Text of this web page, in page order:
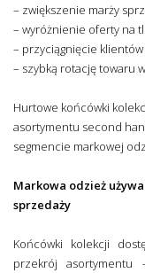
– zwiększenie marży
– wyróżnienie oferty na
– przyciągnięcie
– szybką rotację towaru
Hurtowe końcówki
asortymentu second
segmencie markowej
Markowa odzież
sprzedaży
Końcówki kolekcji
przekrój